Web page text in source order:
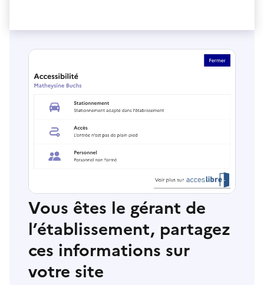
Vous êtes le gérant de
l’établissement, partagez
ces informations sur
votre site